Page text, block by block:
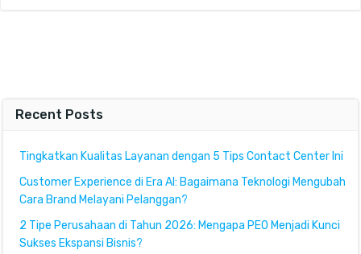
Recent Posts
Tingkatkan Kualitas Layanan dengan 5 Tips Contact Center Ini
Customer Experience di Era AI: Bagaimana Teknologi Mengubah
Cara Brand Melayani Pelanggan?
2 Tipe Perusahaan di Tahun 2026: Mengapa PEO Menjadi Kunci
Sukses Ekspansi Bisnis?